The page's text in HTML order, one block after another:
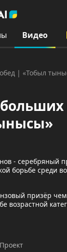
Видео
| «Тобыл
- серебряный
борьбе среди
призёр
возрастной
Проект